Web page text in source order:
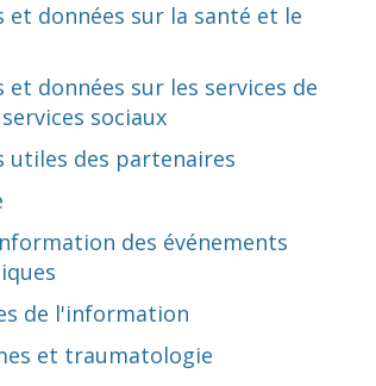
et données sur la santé et le
données sur les services de
sociaux
utiles des partenaires
des événements
de l'information
et traumatologie